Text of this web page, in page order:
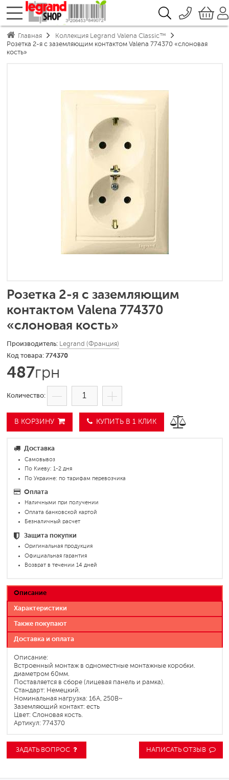
Розетка 2-я с заземляющим
контактом Valena 774370
«слоновая кость»
Доставка
Самовывоз
По Киеву: 1-2 дня
По Украине: по тарифам перевозчика
Оплата
Наличными при получении
Оплата банковской картой
Безналичный расчет
Защита покупки
Оригинальная продукция
Официальная гарантия
Возврат в течении 14 дней
Legrand (Франция)
774370
487грн
В КОРЗИНУ КУПИТЬ В 1 КЛИК
Описание
Характеристики
Также покупают
Доставка и оплата
Описание:
Встроенный монтаж в одноместные монтажные коробки.
диаметром 60мм.
Поставляется в сборе (лицевая панель и рамка).
Стандарт: Немецкий.
Номинальная нагрузка: 16А, 250В~
Заземляющий контакт: есть
Цвет: Слоновая кость.
Артикул: 774370
ЗАДАТЬ ВОПРОС НАПИСАТЬ ОТЗЫВ
О компании
Доставка
Каталоги продукции Legrand
096 776-72-46
044 390-66-40
Главная
Коллекция Legrand Valena Classic™
Розетка 2-я с заземляющим контактом Valena 774370 «слоновая
кость»